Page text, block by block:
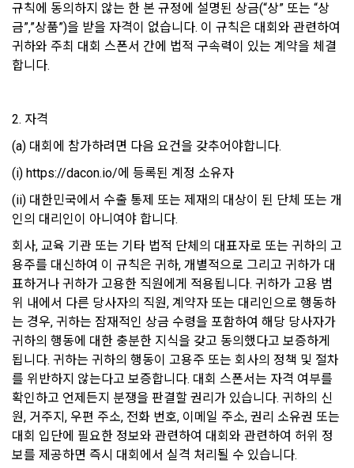
8. “교육”이라 함은 “회사”가  제공하는 교육컨텐츠를 포함한 온
라인/오프라인 교육서비스를 말한다.
9. "아이디"라 함은 회원의 식별과 회원의 서비스 이용을 위하여
"회원"이 가입 시 사용한 이메일 주소를 말한다.
이디를 부여받은 자와 동일인임을 확인하고 "회원"의 권익을 보
호하기 위하여 "회원"이 선정한 문자와 숫자의 조합 또는 이와
동일한 용도로 쓰이는 “사이트”에서 자동 생성된 인증코드를 말
제 3 조 (효력의 발생 및 변경)
생한다.
1. "회사"는 이 약관의 내용과 상호, 영업소 소재지, 대표자의 성
명, 사업자등록번호, 연락처 등을 "회원"이 알 수 있도록 초기 화
면에 게시하거나 기타의 방법으로 "회원"에게 공지해야 한다.
2. "회사"는 약관의규제등에관한법률, 전기통신기본법, 전기통
신사업법, 정보통신망이용촉진등에관한법률, 전자상거래 등에
서의 소비자보호에 관한 법률, 전자문서 및 전자거래기본법, 전
자금융거래법, 전자서명법, 소비자기본법, 개인정보보호법 등
관련법을 위배하지 않는 범위에서 이 약관을 개정할 수 있다.
3. "회사"는 "서비스"에 대해 별도의 이용약관 또는 정책(이하
“별도약관”)을 둘 수 있으며, 그 내용이 이 약관과 충돌하는 경우
“별도약관”이 우선하여 적용된다.
1) 회원관리
회원제 서비스 이용에 따른 본인확인, 본인의 의사확인, 고객문
2) 서비스 제공에 관한 계약 이행 및 서비스 제공에 따른 요금정
산
본인인증, 채용정보 매칭 및 컨텐츠 제공을 위한 개인식별, 회원
방지와 비인가 사용방지
3) 서비스 개발 및 마케팅ㆍ광고 활용
맞춤 서비스 제공, 서비스 안내 및 이용권유, 서비스 개선 및 신
규 서비스 개발을 위한 통계 및 접속빈도 파악, 통계학적 특성에
따른 광고, 이벤트 정보 및 참여기회 제공
4) 고용 및 취업동향 파악을 위한 통계학적 분석, 서비스 고도화
를 위한 데이터 분석
3. 수집하는 개인정보 항목 및 수집방법
가. 수집하는 개인정보의 항목
규칙에 동의하지 않는 한 본 규정에 설명된 상금(“상” 또는 “상
금”,”상품”)을 받을 자격이 없습니다. 이 규칙은 대회와 관련하여
귀하와 주최 대회 스폰서 간에 법적 구속력이 있는 계약을 체결
합니다.
2. 자격
(a) 대회에 참가하려면 다음 요건을 갖추어야합니다.
(i) https://dacon.io/에 등록된 계정 소유자
(ii) 대한민국에서 수출 통제 또는 제재의 대상이 된 단체 또는 개
인의 대리인이 아니여야 합니다.
회사, 교육 기관 또는 기타 법적 단체의 대표자로 또는 귀하의 고
용주를 대신하여 이 규칙은 귀하, 개별적으로 그리고 귀하가 대
표하거나 귀하가 고용한 직원에게 적용됩니다. 귀하가 고용 범
위 내에서 다른 당사자의 직원, 계약자 또는 대리인으로 행동하
는 경우, 귀하는 잠재적인 상금 수령을 포함하여 해당 당사자가
귀하의 행동에 대한 충분한 지식을 갖고 동의했다고 보증하게
됩니다. 귀하는 귀하의 행동이 고용주 또는 회사의 정책 및 절차
를 위반하지 않는다고 보증합니다. 대회 스폰서는 자격 여부를
확인하고 언제든지 분쟁을 판결할 권리가 있습니다. 귀하의 신
원, 거주지, 우편 주소, 전화 번호, 이메일 주소, 권리 소유권 또는
대회 입단에 필요한 정보와 관련하여 대회와 관련하여 허위 정
보를 제공하면 즉시 대회에서 실격 처리될 수 있습니다.